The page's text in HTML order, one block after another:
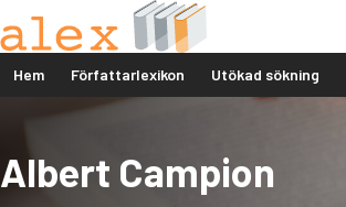
Hem Författarlexikon Utökad sökning
Albert Campion